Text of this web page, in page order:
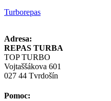
Turborepas
Adresa:
REPAS TURBA
TOP TURBO
Vojtaššákova 601
027 44 Tvrdošín
Pomoc: